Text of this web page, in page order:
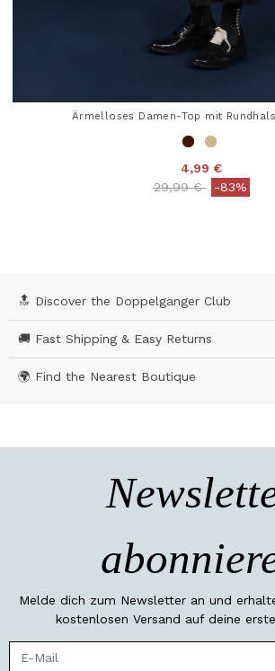
Ärmelloses Damen-Top mit
4,99 €
Price reduced from
29,99 €to-83%
🔝 Discover the Doppelgänger Club
🚚 Fast Shipping & Easy Returns
🌍 Find the Nearest Boutique
Melde dich zum Newsletter an und
kostenlosen Versand auf deine